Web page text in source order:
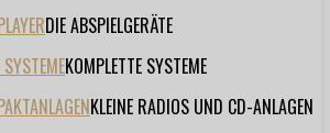
DIE ABSPIELGERÄTE
KOMPLETTE SYSTEME
KLEINE RADIOS UND CD-ANLAGEN